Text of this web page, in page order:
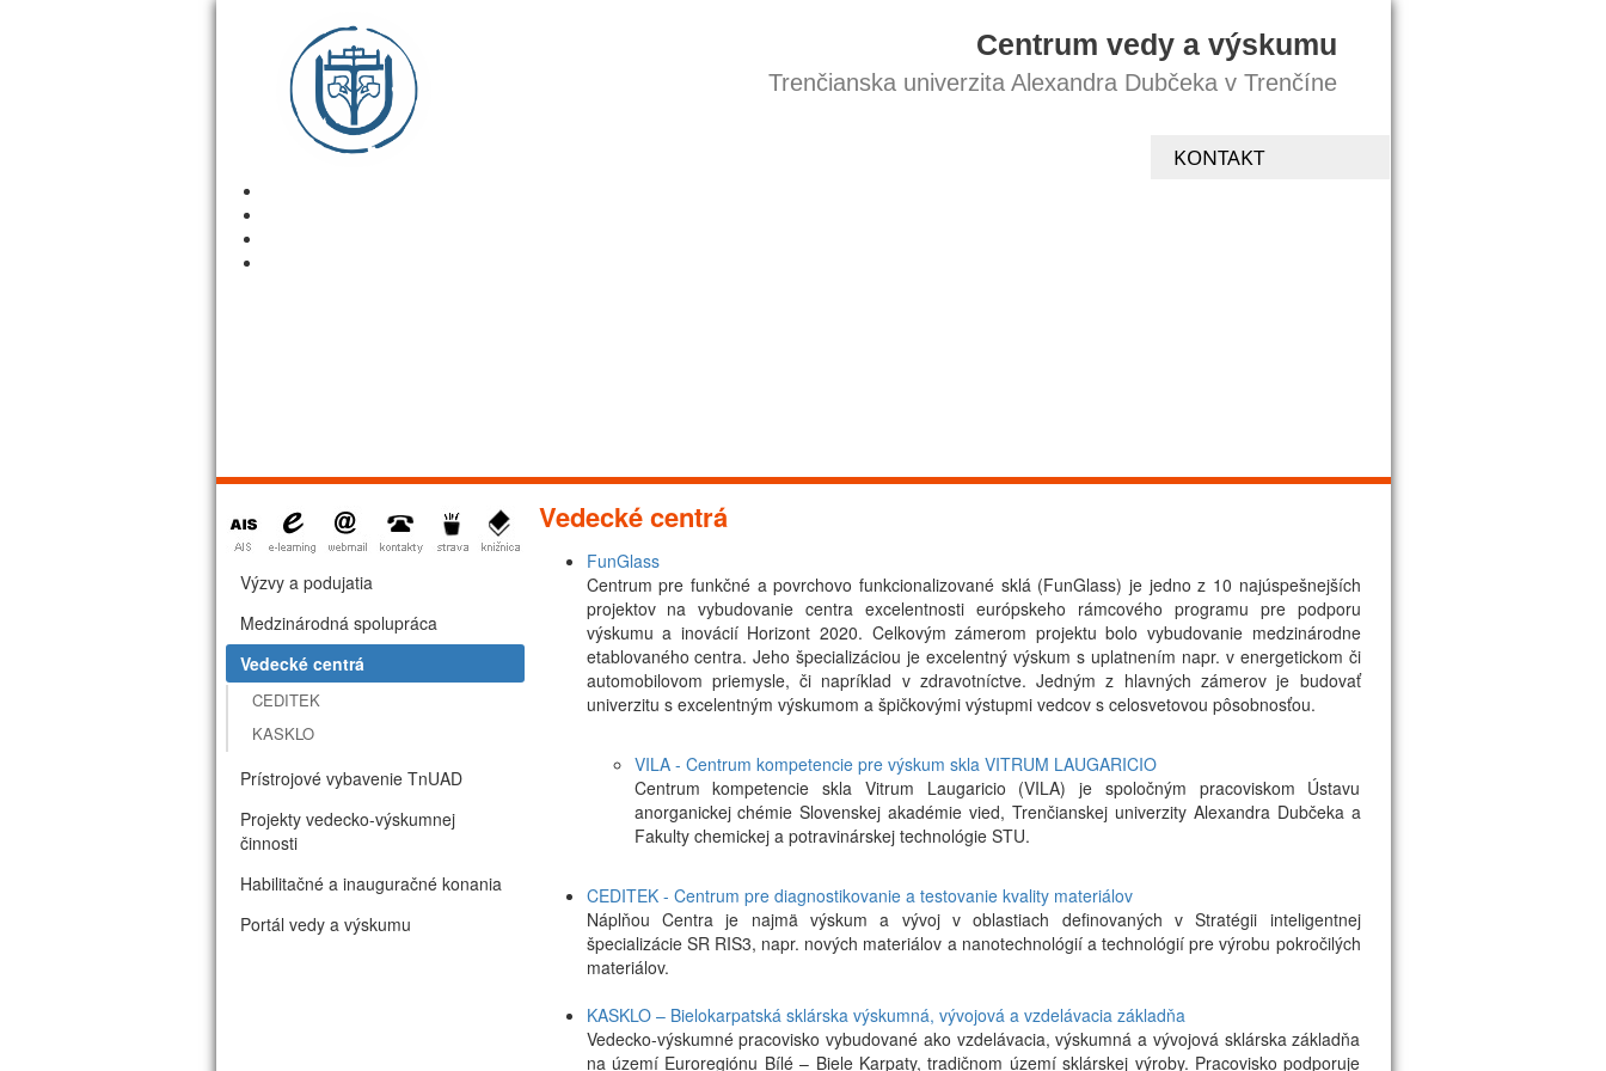
Centrum vedy a výskumu
Trenčianska univerzita Alexandra Dubčeka v Trenčíne
KONTAKT
Vedecké centrá
FunGlass
Centrum pre funkčné a povrchovo funkcionalizované sklá (FunGlass) je jedno z 10 najúspešnejších
projektov na vybudovanie centra excelentnosti európskeho rámcového programu pre podporu
výskumu a inovácií Horizont 2020. Celkovým zámerom projektu bolo vybudovanie medzinárodne
etablovaného centra. Jeho špecializáciou je excelentný výskum s uplatnením napr. v energetickom či
automobilovom priemysle, či napríklad v zdravotníctve. Jedným z hlavných zámerov je budovať
univerzitu s excelentným výskumom a špičkovými výstupmi vedcov s celosvetovou pôsobnosťou.
VILA - Centrum kompetencie pre výskum skla VITRUM LAUGARICIO
Centrum kompetencie skla Vitrum Laugaricio (VILA) je spoločným pracoviskom Ústavu
anorganickej chémie Slovenskej akadémie vied, Trenčianskej univerzity Alexandra Dubčeka a
Fakulty chemickej a potravinárskej technológie STU.
CEDITEK - Centrum pre diagnostikovanie a testovanie kvality materiálov
Náplňou Centra je najmä výskum a vývoj v oblastiach definovaných v Stratégii inteligentnej
špecializácie SR RIS3, napr. nových materiálov a nanotechnológií a technológií pre výrobu pokročilých
materiálov.
KASKLO – Bielokarpatská sklárska výskumná, vývojová a vzdelávacia základňa
Vedecko-výskumné pracovisko vybudované ako vzdelávacia, výskumná a vývojová sklárska základňa
na území Euroregiónu Bílé – Biele Karpaty, tradičnom území sklárskej výroby. Pracovisko podporuje
Výzvy a podujatia
Medzinárodná spolupráca
Vedecké centrá
CEDITEK
KASKLO
Prístrojové vybavenie TnUAD
Projekty vedecko-výskumnej
činnosti
Habilitačné a inauguračné konania
Portál vedy a výskumu